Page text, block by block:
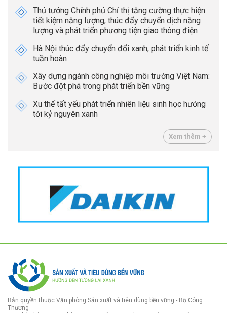
Thủ tướng Chính phủ Chỉ thị tăng cường thực hiện
tiết kiệm năng lượng, thúc đẩy chuyển dịch năng
lượng và phát triển phương tiện giao thông điện
Hà Nội thúc đẩy chuyển đổi xanh, phát triển kinh tế
tuần hoàn
Xây dựng ngành công nghiệp môi trường Việt Nam:
Bước đột phá trong phát triển bền vững
Xu thế tất yếu phát triển nhiên liệu sinh học hướng
tới kỷ nguyên xanh
Xem thêm +
Bản quyền thuộc Văn phòng Sản xuất và tiêu dùng bền vững - Bộ Công
Thương